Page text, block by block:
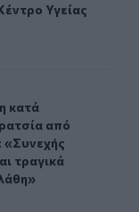
Υγείας
Γρατσία από
κατά
κατά
από
«Συνεχής
τραγικά